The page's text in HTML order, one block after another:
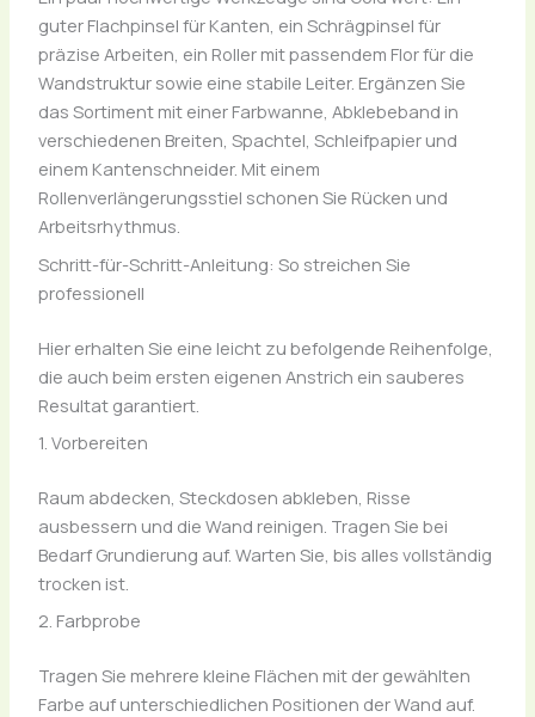
guter Flachpinsel für Kanten, ein Schrägpinsel für
präzise Arbeiten, ein Roller mit passendem Flor für die
Wandstruktur sowie eine stabile Leiter. Ergänzen Sie
das Sortiment mit einer Farbwanne, Abklebeband in
verschiedenen Breiten, Spachtel, Schleifpapier und
einem Kantenschneider. Mit einem
Rollenverlängerungsstiel schonen Sie Rücken und
Arbeitsrhythmus.
Schritt-für-Schritt-Anleitung: So streichen Sie
professionell
Hier erhalten Sie eine leicht zu befolgende Reihenfolge,
die auch beim ersten eigenen Anstrich ein sauberes
Resultat garantiert.
1. Vorbereiten
Raum abdecken, Steckdosen abkleben, Risse
ausbessern und die Wand reinigen. Tragen Sie bei
Bedarf Grundierung auf. Warten Sie, bis alles vollständig
trocken ist.
2. Farbprobe
Tragen Sie mehrere kleine Flächen mit der gewählten
Farbe auf unterschiedlichen Positionen der Wand auf.